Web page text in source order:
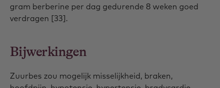
gram berberine per dag gedurende 8 weken goed
verdragen [33].
Bijwerkingen
Zuurbes zou mogelijk misselijkheid, braken,